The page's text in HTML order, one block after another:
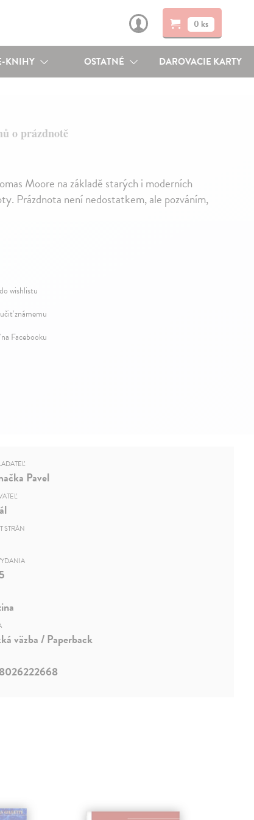
0 ks
KNIHY OSTATNÉ DAROVACIE KARTY
o prázdnotě
Moore na základě starých i moderních
Prázdnota není nedostatkem, ale pozváním,
wishlistu
známemu
Facebooku
Pavel
STRÁN
väzba / Paperback